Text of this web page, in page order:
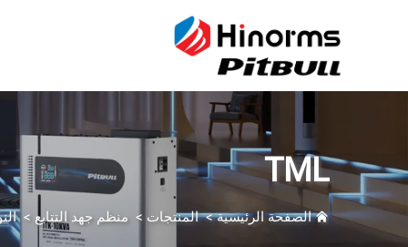
TML
الصفحة الرئيسية>المنتجات > منظم جهد التتابع >